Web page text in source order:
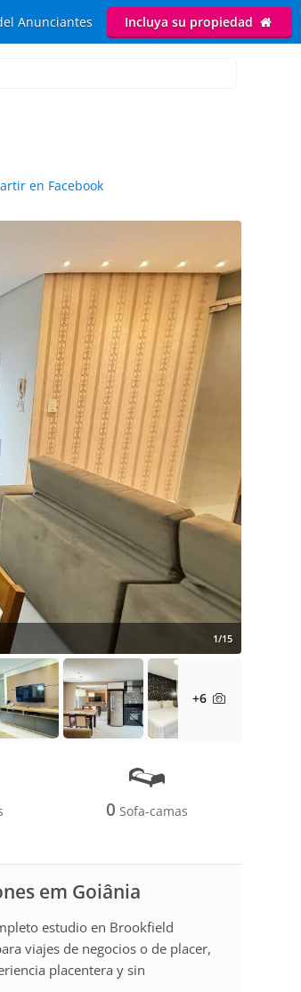
Anunciantes Incluya su propiedad
en Facebook
1/15
+6
0 Sofa-camas
em Goiânia
estudio en Brookfield
viajes de negocios o de placer,
placentera y sin